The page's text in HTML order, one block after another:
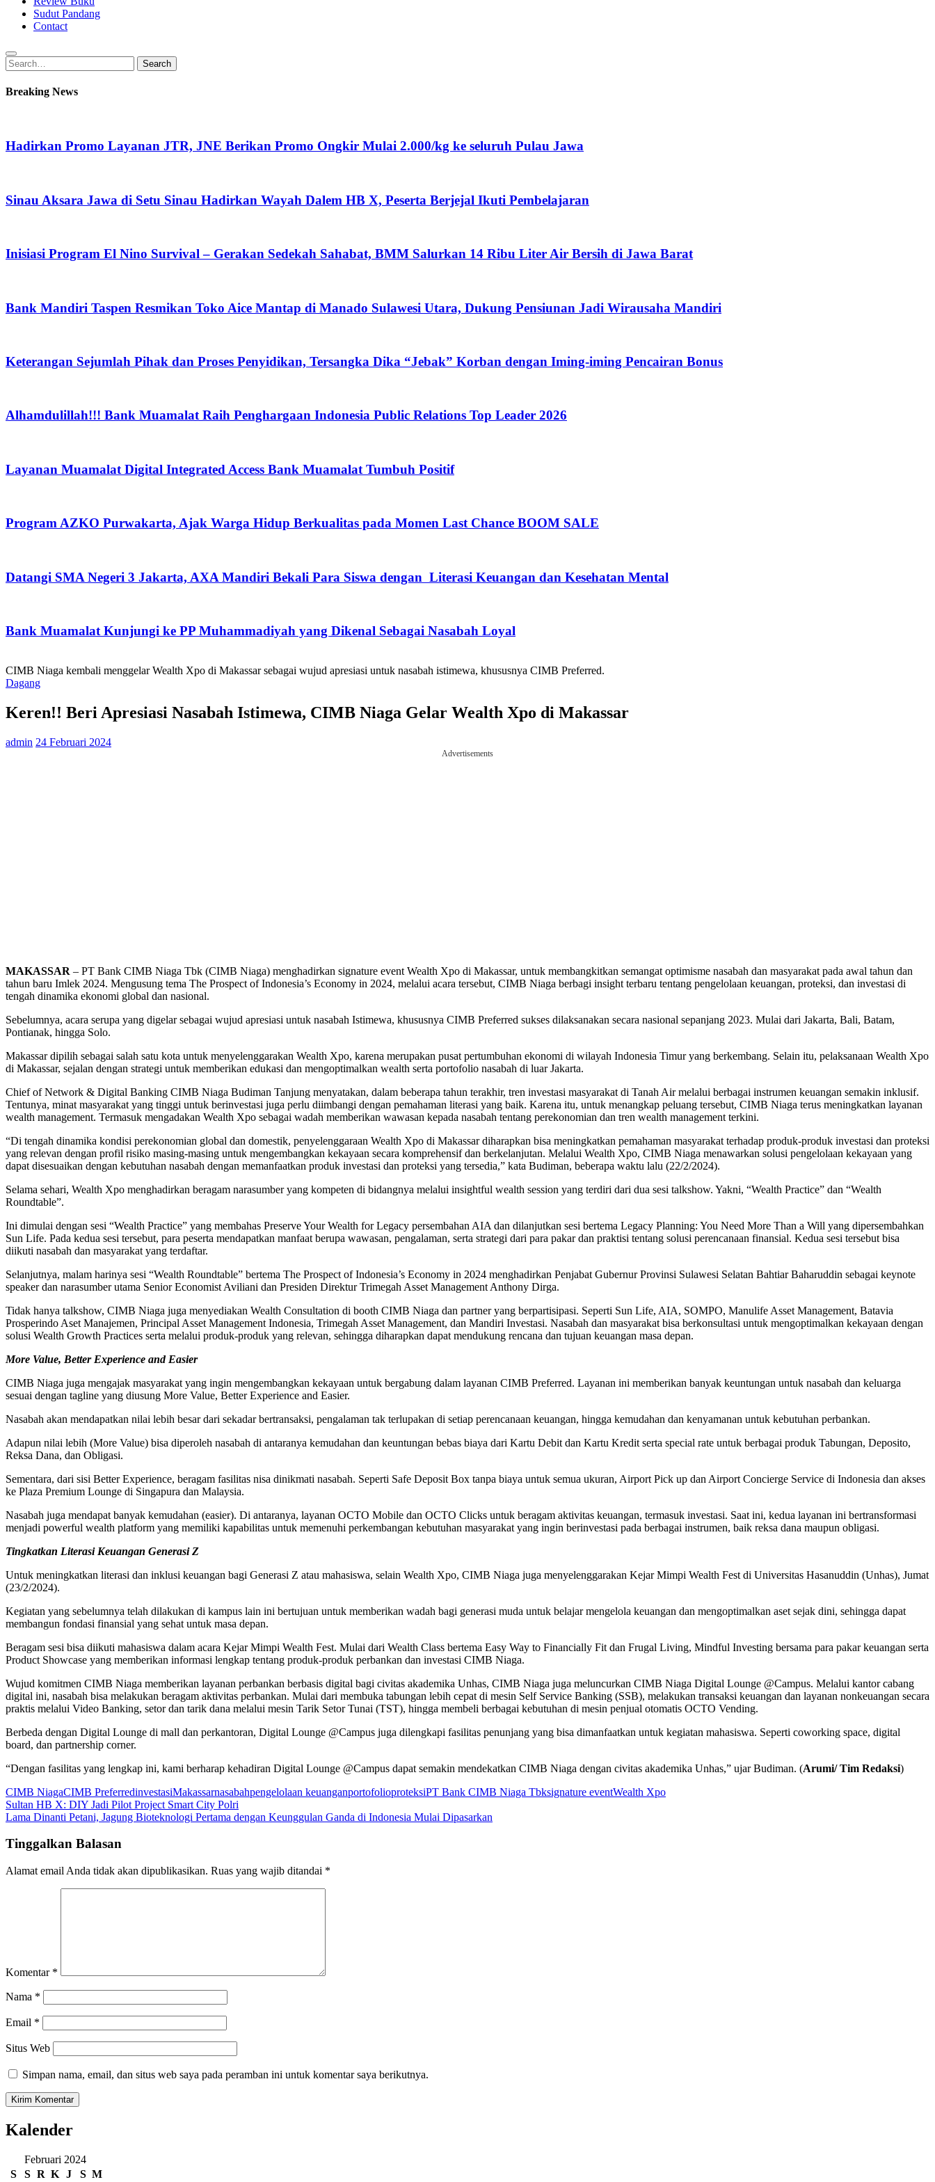
Sudut Pandang
Contact
Search
for:
Search
Breaking News
Hadirkan Promo Layanan JTR, JNE Berikan Promo Ongkir Mulai 2.000/kg ke seluruh Pulau Jawa
Sinau Aksara Jawa di Setu Sinau Hadirkan Wayah Dalem HB X, Peserta Berjejal Ikuti Pembelajaran
Inisiasi Program El Nino Survival – Gerakan Sedekah Sahabat, BMM Salurkan 14 Ribu Liter Air Bersih di Jawa Barat
Bank Mandiri Taspen Resmikan Toko Aice Mantap di Manado Sulawesi Utara, Dukung Pensiunan Jadi Wirausaha Mandiri
Keterangan Sejumlah Pihak dan Proses Penyidikan, Tersangka Dika “Jebak” Korban dengan Iming-iming Pencairan Bonus
Alhamdulillah!!! Bank Muamalat Raih Penghargaan Indonesia Public Relations Top Leader 2026
Layanan Muamalat Digital Integrated Access Bank Muamalat Tumbuh Positif
Program AZKO Purwakarta, Ajak Warga Hidup Berkualitas pada Momen Last Chance BOOM SALE
Datangi SMA Negeri 3 Jakarta, AXA Mandiri Bekali Para Siswa dengan Literasi Keuangan dan Kesehatan Mental
Bank Muamalat Kunjungi ke PP Muhammadiyah yang Dikenal Sebagai Nasabah Loyal
CIMB Niaga kembali menggelar Wealth Xpo di Makassar sebagai wujud apresiasi untuk nasabah istimewa, khususnya CIMB Preferred.
Dagang
Keren!! Beri Apresiasi Nasabah Istimewa, CIMB Niaga Gelar Wealth Xpo di Makassar
admin 24 Februari 2024
Advertisements
MAKASSAR – PT Bank CIMB Niaga Tbk (CIMB Niaga) menghadirkan signature event Wealth Xpo di Makassar, untuk membangkitkan semangat optimisme nasabah dan masyarakat pada awal tahun dan
tahun baru Imlek 2024. Mengusung tema The Prospect of Indonesia’s Economy in 2024, melalui acara tersebut, CIMB Niaga berbagi insight terbaru tentang pengelolaan keuangan, proteksi, dan investasi di
tengah dinamika ekonomi global dan nasional.
Sebelumnya, acara serupa yang digelar sebagai wujud apresiasi untuk nasabah Istimewa, khususnya CIMB Preferred sukses dilaksanakan secara nasional sepanjang 2023. Mulai dari Jakarta, Bali, Batam,
Pontianak, hingga Solo.
Makassar dipilih sebagai salah satu kota untuk menyelenggarakan Wealth Xpo, karena merupakan pusat pertumbuhan ekonomi di wilayah Indonesia Timur yang berkembang. Selain itu, pelaksanaan Wealth Xpo
di Makassar, sejalan dengan strategi untuk memberikan edukasi dan mengoptimalkan wealth serta portofolio nasabah di luar Jakarta.
Chief of Network & Digital Banking CIMB Niaga Budiman Tanjung menyatakan, dalam beberapa tahun terakhir, tren investasi masyarakat di Tanah Air melalui berbagai instrumen keuangan semakin inklusif.
Tentunya, minat masyarakat yang tinggi untuk berinvestasi juga perlu diimbangi dengan pemahaman literasi yang baik. Karena itu, untuk menangkap peluang tersebut, CIMB Niaga terus meningkatkan layanan
wealth management. Termasuk mengadakan Wealth Xpo sebagai wadah memberikan wawasan kepada nasabah tentang perekonomian dan tren wealth management terkini.
“Di tengah dinamika kondisi perekonomian global dan domestik, penyelenggaraan Wealth Xpo di Makassar diharapkan bisa meningkatkan pemahaman masyarakat terhadap produk-produk investasi dan proteksi
yang relevan dengan profil risiko masing-masing untuk mengembangkan kekayaan secara komprehensif dan berkelanjutan. Melalui Wealth Xpo, CIMB Niaga menawarkan solusi pengelolaan kekayaan yang
dapat disesuaikan dengan kebutuhan nasabah dengan memanfaatkan produk investasi dan proteksi yang tersedia,” kata Budiman, beberapa waktu lalu (22/2/2024).
Selama sehari, Wealth Xpo menghadirkan beragam narasumber yang kompeten di bidangnya melalui insightful wealth session yang terdiri dari dua sesi talkshow. Yakni, “Wealth Practice” dan “Wealth
Roundtable”.
Ini dimulai dengan sesi “Wealth Practice” yang membahas Preserve Your Wealth for Legacy persembahan AIA dan dilanjutkan sesi bertema Legacy Planning: You Need More Than a Will yang dipersembahkan
Sun Life. Pada kedua sesi tersebut, para peserta mendapatkan manfaat berupa wawasan, pengalaman, serta strategi dari para pakar dan praktisi tentang solusi perencanaan finansial. Kedua sesi tersebut bisa
diikuti nasabah dan masyarakat yang terdaftar.
Selanjutnya, malam harinya sesi “Wealth Roundtable” bertema The Prospect of Indonesia’s Economy in 2024 menghadirkan Penjabat Gubernur Provinsi Sulawesi Selatan Bahtiar Baharuddin sebagai keynote
speaker dan narasumber utama Senior Economist Aviliani dan Presiden Direktur Trimegah Asset Management Anthony Dirga.
Tidak hanya talkshow, CIMB Niaga juga menyediakan Wealth Consultation di booth CIMB Niaga dan partner yang berpartisipasi. Seperti Sun Life, AIA, SOMPO, Manulife Asset Management, Batavia
Prosperindo Aset Manajemen, Principal Asset Management Indonesia, Trimegah Asset Management, dan Mandiri Investasi. Nasabah dan masyarakat bisa berkonsultasi untuk mengoptimalkan kekayaan dengan
solusi Wealth Growth Practices serta melalui produk-produk yang relevan, sehingga diharapkan dapat mendukung rencana dan tujuan keuangan masa depan.
More Value, Better Experience and Easier
CIMB Niaga juga mengajak masyarakat yang ingin mengembangkan kekayaan untuk bergabung dalam layanan CIMB Preferred. Layanan ini memberikan banyak keuntungan untuk nasabah dan keluarga
sesuai dengan tagline yang diusung More Value, Better Experience and Easier.
Nasabah akan mendapatkan nilai lebih besar dari sekadar bertransaksi, pengalaman tak terlupakan di setiap perencanaan keuangan, hingga kemudahan dan kenyamanan untuk kebutuhan perbankan.
Adapun nilai lebih (More Value) bisa diperoleh nasabah di antaranya kemudahan dan keuntungan bebas biaya dari Kartu Debit dan Kartu Kredit serta special rate untuk berbagai produk Tabungan, Deposito,
Reksa Dana, dan Obligasi.
Sementara, dari sisi Better Experience, beragam fasilitas nisa dinikmati nasabah. Seperti Safe Deposit Box tanpa biaya untuk semua ukuran, Airport Pick up dan Airport Concierge Service di Indonesia dan akses
ke Plaza Premium Lounge di Singapura dan Malaysia.
Nasabah juga mendapat banyak kemudahan (easier). Di antaranya, layanan OCTO Mobile dan OCTO Clicks untuk beragam aktivitas keuangan, termasuk investasi. Saat ini, kedua layanan ini bertransformasi
menjadi powerful wealth platform yang memiliki kapabilitas untuk memenuhi perkembangan kebutuhan masyarakat yang ingin berinvestasi pada berbagai instrumen, baik reksa dana maupun obligasi.
Tingkatkan Literasi Keuangan Generasi Z
Untuk meningkatkan literasi dan inklusi keuangan bagi Generasi Z atau mahasiswa, selain Wealth Xpo, CIMB Niaga juga menyelenggarakan Kejar Mimpi Wealth Fest di Universitas Hasanuddin (Unhas), Jumat
(23/2/2024).
Kegiatan yang sebelumnya telah dilakukan di kampus lain ini bertujuan untuk memberikan wadah bagi generasi muda untuk belajar mengelola keuangan dan mengoptimalkan aset sejak dini, sehingga dapat
membangun fondasi finansial yang sehat untuk masa depan.
Beragam sesi bisa diikuti mahasiswa dalam acara Kejar Mimpi Wealth Fest. Mulai dari Wealth Class bertema Easy Way to Financially Fit dan Frugal Living, Mindful Investing bersama para pakar keuangan serta
Product Showcase yang memberikan informasi lengkap tentang produk-produk perbankan dan investasi CIMB Niaga.
Wujud komitmen CIMB Niaga memberikan layanan perbankan berbasis digital bagi civitas akademika Unhas, CIMB Niaga juga meluncurkan CIMB Niaga Digital Lounge @Campus. Melalui kantor cabang
digital ini, nasabah bisa melakukan beragam aktivitas perbankan. Mulai dari membuka tabungan lebih cepat di mesin Self Service Banking (SSB), melakukan transaksi keuangan dan layanan nonkeuangan secara
praktis melalui Video Banking, setor dan tarik dana melalui mesin Tarik Setor Tunai (TST), hingga membeli berbagai kebutuhan di mesin penjual otomatis OCTO Vending.
Berbeda dengan Digital Lounge di mall dan perkantoran, Digital Lounge @Campus juga dilengkapi fasilitas penunjang yang bisa dimanfaatkan untuk kegiatan mahasiswa. Seperti coworking space, digital
board, dan partnership corner.
“Dengan fasilitas yang lengkap ini, kami berharap kehadiran Digital Lounge @Campus dapat semakin mendekatkan CIMB Niaga dengan civitas akademika Unhas,” ujar Budiman. (Arumi/ Tim Redaksi)
CIMB NiagaCIMB PreferredinvestasiMakassarnasabahpengelolaan keuanganportofolioproteksiPT Bank CIMB Niaga Tbksignature eventWealth Xpo
Navigasi
pos
Sultan HB X: DIY Jadi Pilot Project Smart City Polri
Lama Dinanti Petani, Jagung Bioteknologi Pertama dengan Keunggulan Ganda di Indonesia Mulai Dipasarkan
Tinggalkan Balasan
Alamat email Anda tidak akan dipublikasikan. Ruas yang wajib ditandai *
Komentar *
Nama *
Email *
Situs Web
Simpan nama, email, dan situs web saya pada peramban ini untuk komentar saya berikutnya.
Kalender
Februari 2024
S
S R K J S M